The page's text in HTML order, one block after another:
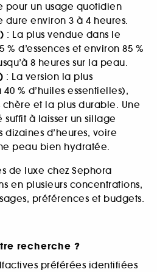
pour un usage quotidien
environ 3 à 4 heures.
: La plus vendue dans le
% d’essences et environ 85 %
8 heures sur la peau.
: La version la plus
% d’huiles essentielles),
chère et la plus durable. Une
à laisser un sillage
d’heures, voire
peau bien hydratée.
de luxe chez Sephora
en plusieurs concentrations,
préférences et budgets.
recherche ?
préférées identifiées